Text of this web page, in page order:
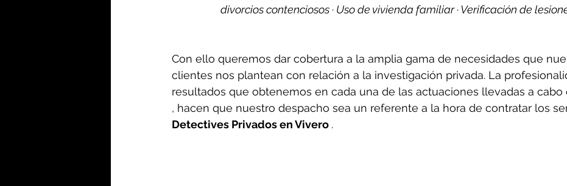
divorcios contenciosos · Uso de vivienda familiar · Verificación de
Con ello queremos dar cobertura a la amplia gama de necesidades que
clientes nos plantean con relación a la investigación privada. La
resultados que obtenemos en cada una de las actuaciones llevadas a cabo
, hacen que nuestro despacho sea un referente a la hora de contratar los
Detectives Privados en Vivero .